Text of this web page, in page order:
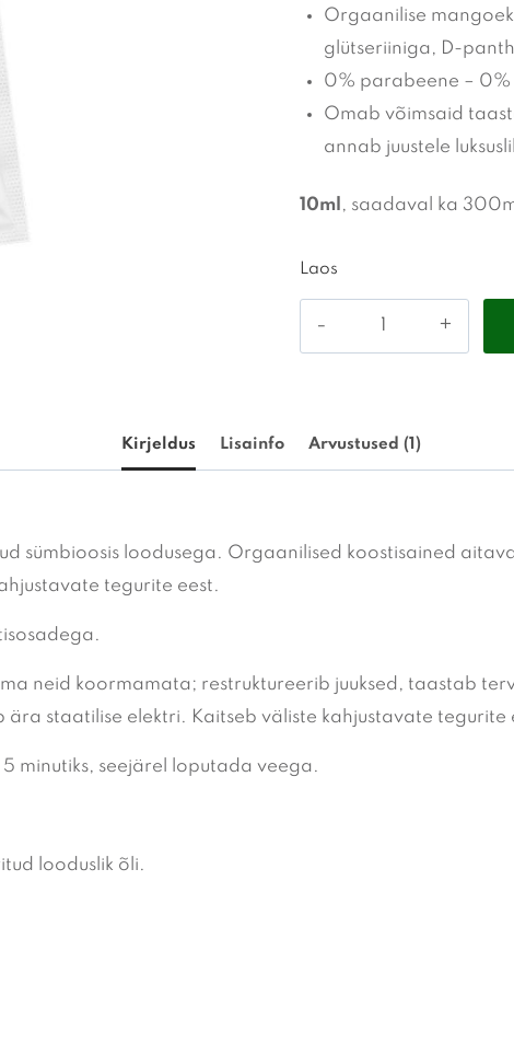
Orgaanilise
glütseriiniga, D-
0% parabeene – 0%
Omab võimsaid
annab juustele
10ml , saadaval ka
Laos
-
mask
Kirjeldus Lisainfo Arvustused (1)
sümbioosis loodusega. Orgaanilised koostisained
tegurite eest.
neid koormamata; restruktureerib juuksed, taastab
staatilise elektri. Kaitseb väliste kahjustavate tegurite
minutiks, seejärel loputada veega.
looduslik õli.